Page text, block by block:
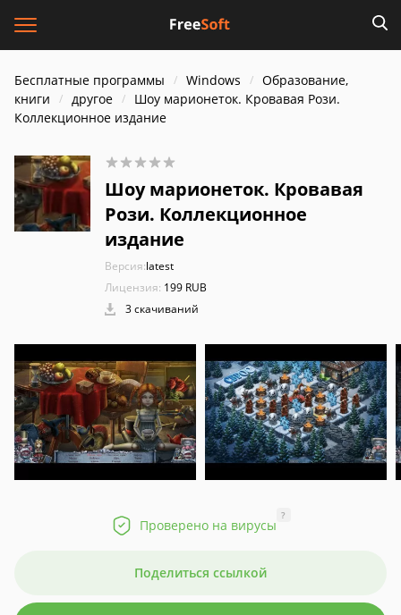
Бесплатные программы Windows
Образование,
книги
другое
Шоу марионеток. Кровавая Рози.
Коллекционное издание
Шоу марионеток. Кровавая
Рози. Коллекционное
издание
Версия:latest
Лицензия: 199 RUB
3 скачиваний
Проверено на вирусы
?
Поделиться ссылкой